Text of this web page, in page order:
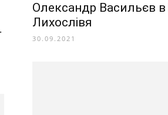
Олександр Васильєв
Лихослівя
30.09.2021